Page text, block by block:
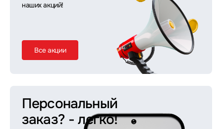
наших акций!
Все акции
Персональный
заказ? - легко!